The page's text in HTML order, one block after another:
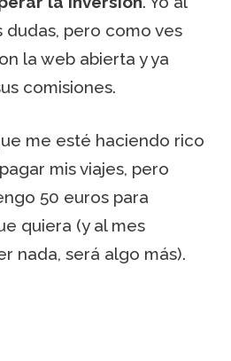
dudas, pero como ves
la web abierta y ya
comisiones.
me esté haciendo rico
mis viajes, pero
50 euros para
quiera (y al mes
nada, será algo más).